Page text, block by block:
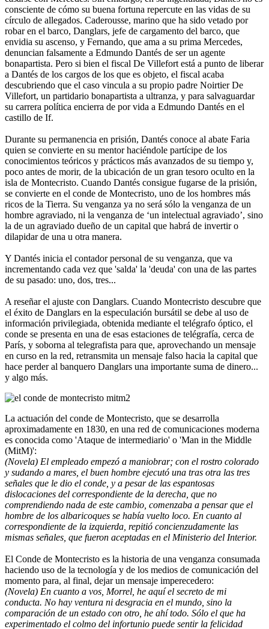
consciente de cómo su buena fortuna repercute en las vidas de su
círculo de allegados. Caderousse, marino que ha sido vetado por
robar en el barco, Danglars, jefe de cargamento del barco, que
envidia su ascenso, y Fernando, que ama a su prima Mercedes,
denuncian falsamente a Edmundo Dantés de ser un agente
bonapartista. Pero si bien el fiscal De Villefort está a punto de liberar
a Dantés de los cargos de los que es objeto, el fiscal acaba
descubriendo que el caso vincula a su propio padre Noirtier De
Villefort, un partidario bonapartista a ultranza, y para salvaguardar
su carrera política encierra de por vida a Edmundo Dantés en el
castillo de If.
Durante su permanencia en prisión, Dantés conoce al abate Faria
quien se convierte en su mentor haciéndole partícipe de los
conocimientos teóricos y prácticos más avanzados de su tiempo y,
poco antes de morir, de la ubicación de un gran tesoro oculto en la
isla de Montecristo. Cuando Dantés consigue fugarse de la prisión,
se convierte en el conde de Montecristo, uno de los hombres más
ricos de la Tierra. Su venganza ya no será sólo la venganza de un
hombre agraviado, ni la venganza de ‘un intelectual agraviado’, sino
la de un agraviado dueño de un capital que habrá de invertir o
dilapidar de una u otra manera.
Y Dantés inicia el contador personal de su venganza, que va
incrementando cada vez que 'salda' la 'deuda' con una de las partes
de su pasado: uno, dos, tres...
A reseñar el ajuste con Danglars. Cuando Montecristo descubre que
el éxito de Danglars en la especulación bursátil se debe al uso de
información privilegiada, obtenida mediante el telégrafo óptico, el
conde se presenta en una de esas estaciones de telégrafía, cerca de
París, y soborna al telegrafista para que, aprovechando un mensaje
en curso en la red, retransmita un mensaje falso hacia la capital que
hace perder al banquero Danglars una importante suma de dinero...
y algo más.
La actuación del conde de Montecristo, que se desarrolla
aproximadamente en 1830, en una red de comunicaciones moderna
es conocida como 'Ataque de intermediario' o 'Man in the Middle
(MitM)':
(Novela) El empleado empezó a maniobrar; con el rostro colorado
y sudando a mares, el buen hombre ejecutó una tras otra las tres
señales que le dio el conde, y a pesar de las espantosas
dislocaciones del correspondiente de la derecha, que no
comprendiendo nada de este cambio, comenzaba a pensar que el
hombre de los albaricoques se había vuelto loco. En cuanto al
correspondiente de la izquierda, repitió concienzudamente las
mismas señales, que fueron aceptadas en el Ministerio del Interior.
El Conde de Montecristo es la historia de una venganza consumada
haciendo uso de la tecnología y de los medios de comunicación del
momento para, al final, dejar un mensaje imperecedero:
(Novela) En cuanto a vos, Morrel, he aquí el secreto de mi
conducta. No hay ventura ni desgracia en el mundo, sino la
comparación de un estado con otro, he ahí todo. Sólo el que ha
experimentado el colmo del infortunio puede sentir la felicidad